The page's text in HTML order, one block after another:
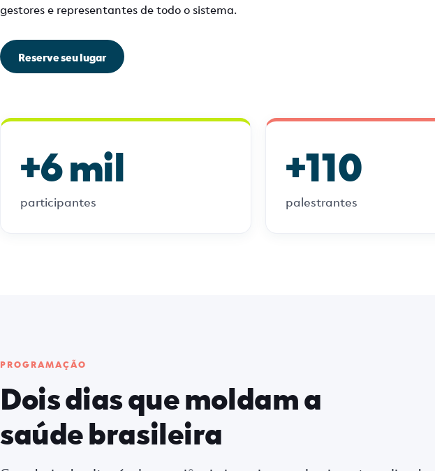
gestores e representantes de todo o sistema.
Reserve seu lugar
+6 mil
participantes
+110
palestrantes
PROGRAMAÇÃO
Dois dias que moldam a
saúde brasileira